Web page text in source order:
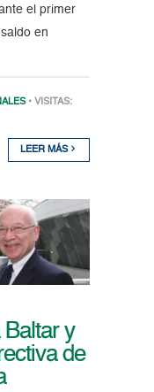
el primer
en
• VISITAS:
LEER MÁS
Baltar y
de